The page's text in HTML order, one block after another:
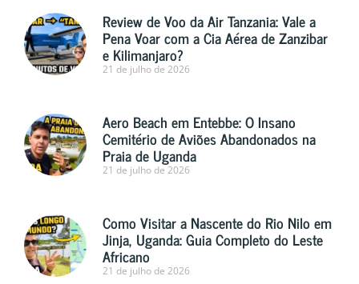
Review de Voo da Air Tanzania: Vale a
Pena Voar com a Cia Aérea de Zanzibar
e Kilimanjaro?
21 de julho de 2026
Aero Beach em Entebbe: O Insano
Cemitério de Aviões Abandonados na
Praia de Uganda
21 de julho de 2026
Como Visitar a Nascente do Rio Nilo em
Jinja, Uganda: Guia Completo do Leste
Africano
21 de julho de 2026